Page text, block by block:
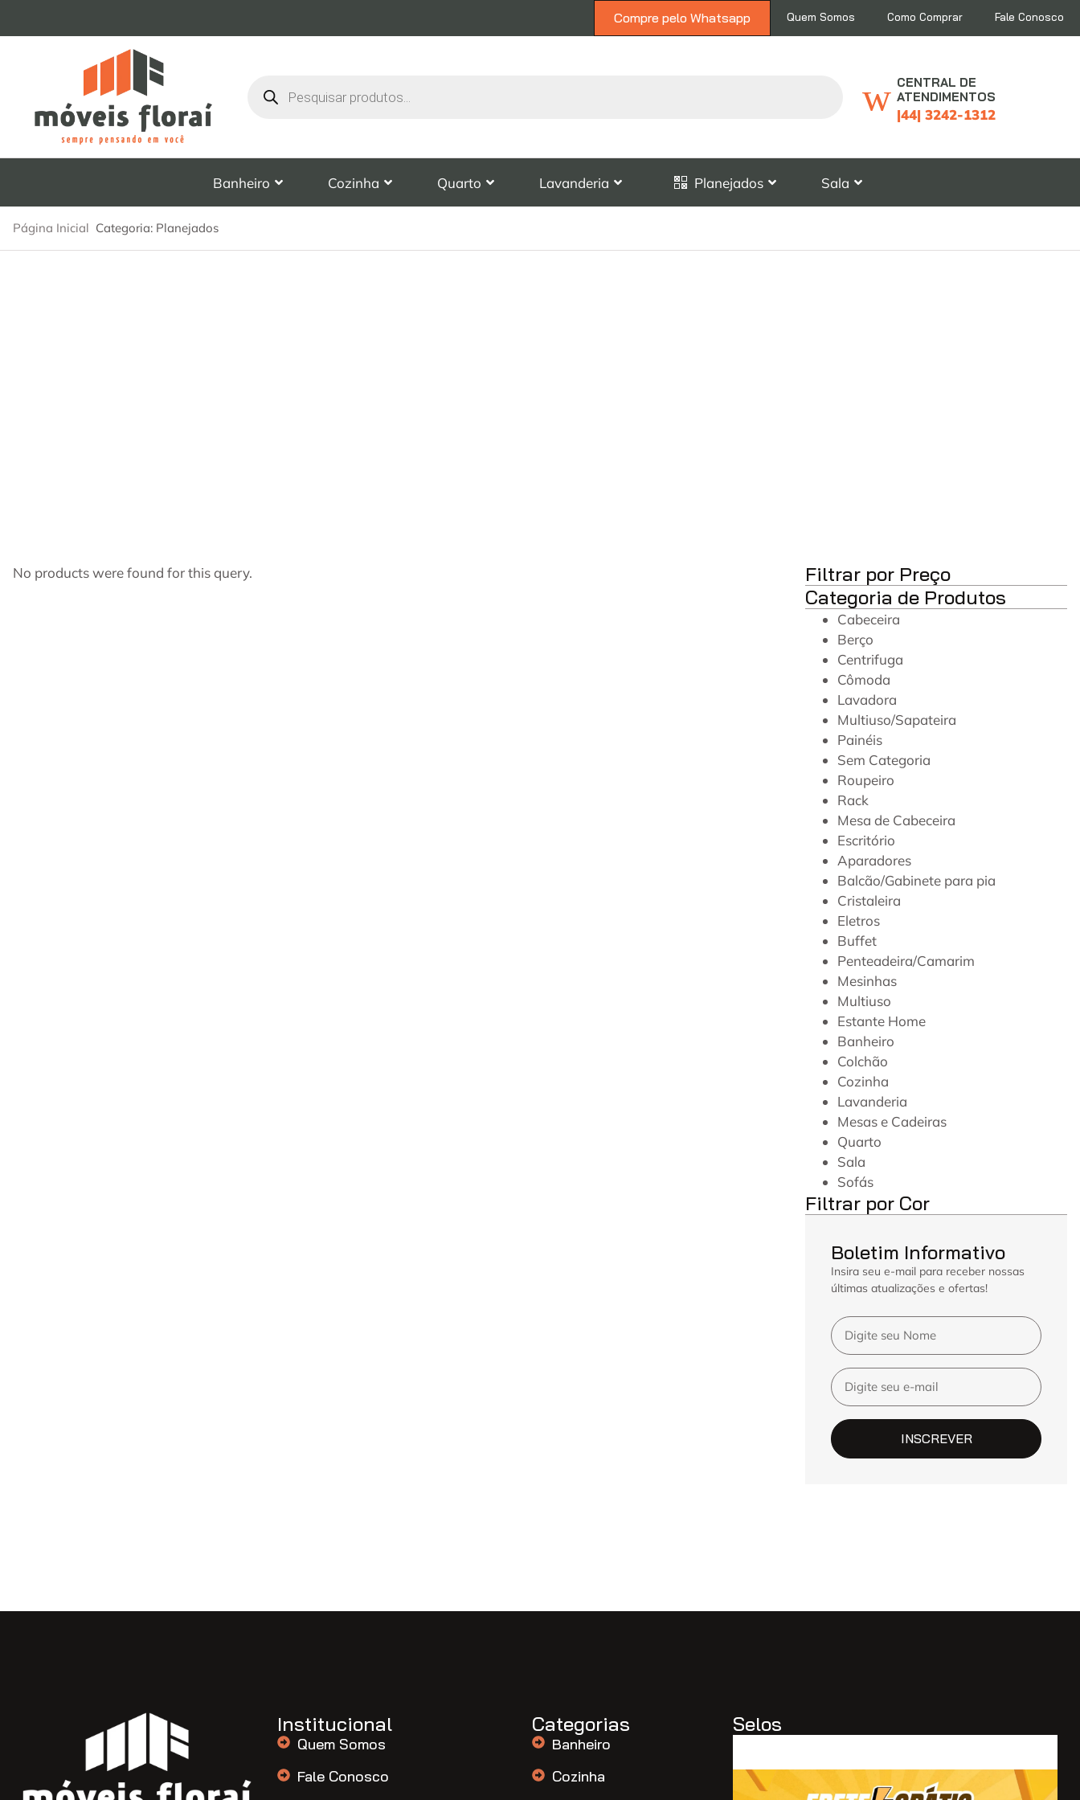
Quem Somos Como Comprar Fale Conosco
Compre pelo Whatsapp
CENTRAL DE
ATENDIMENTOS
|44| 3242-1312
Banheiro Cozinha Quarto Lavanderia Planejados Sala
Página Inicial Categoria: Planejados
No products were found for this query.
Filtrar por Preço
Categoria de Produtos
Cabeceira
Berço
Centrifuga
Cômoda
Lavadora
Multiuso/Sapateira
Painéis
Sem Categoria
Roupeiro
Rack
Mesa de Cabeceira
Escritório
Aparadores
Balcão/Gabinete para pia
Cristaleira
Eletros
Buffet
Penteadeira/Camarim
Mesinhas
Multiuso
Estante Home
Banheiro
Colchão
Cozinha
Lavanderia
Mesas e Cadeiras
Quarto
Sala
Sofás
Filtrar por Cor
Boletim Informativo
Insira seu e-mail para receber nossas
últimas atualizações e ofertas!
INSCREVER
Institucional
Quem Somos
Fale Conosco
Categorias
Banheiro
Cozinha
Selos